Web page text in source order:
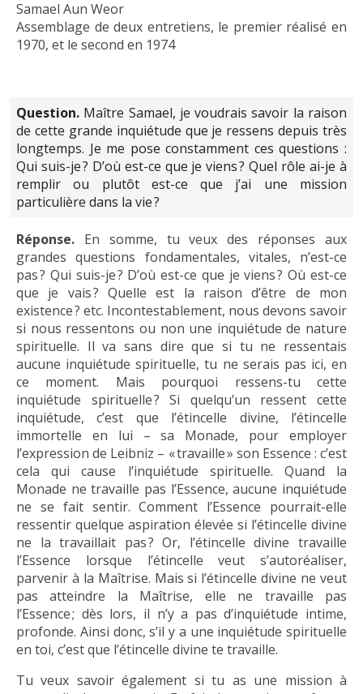
Samael Aun Weor
Assemblage de deux entretiens, le premier réalisé en
1970, et le second en 1974
Question. Maître Samael, je voudrais savoir la raison
de cette grande inquiétude que je ressens depuis très
longtemps. Je me pose constamment ces questions :
Qui suis-je ? D’où est-ce que je viens ? Quel rôle ai-je à
remplir ou plutôt est-ce que j’ai une mission
particulière dans la vie ?
Réponse. En somme, tu veux des réponses aux
grandes questions fondamentales, vitales, n’est-ce
pas ? Qui suis-je ? D’où est-ce que je viens ? Où est-ce
que je vais ? Quelle est la raison d’être de mon
existence ? etc. Incontestablement, nous devons savoir
si nous ressentons ou non une inquiétude de nature
spirituelle. Il va sans dire que si tu ne ressentais
aucune inquiétude spirituelle, tu ne serais pas ici, en
ce moment. Mais pourquoi ressens-tu cette
inquiétude spirituelle ? Si quelqu’un ressent cette
inquiétude, c’est que l’étincelle divine, l’étincelle
immortelle en lui – sa Monade, pour employer
l’expression de Leibniz – « travaille » son Essence : c’est
cela qui cause l’inquiétude spirituelle. Quand la
Monade ne travaille pas l’Essence, aucune inquiétude
ne se fait sentir. Comment l’Essence pourrait-elle
ressentir quelque aspiration élevée si l’étincelle divine
ne la travaillait pas ? Or, l’étincelle divine travaille
l’Essence lorsque l’étincelle veut s’autoréaliser,
parvenir à la Maîtrise. Mais si l’étincelle divine ne veut
pas atteindre la Maîtrise, elle ne travaille pas
l’Essence ; dès lors, il n’y a pas d’inquiétude intime,
profonde. Ainsi donc, s’il y a une inquiétude spirituelle
en toi, c’est que l’étincelle divine te travaille.
Tu veux savoir également si tu as une mission à